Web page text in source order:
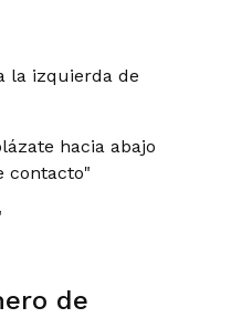
la izquierda de
hacia abajo
contacto"
de